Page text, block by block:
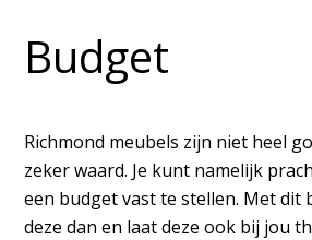
Budget
Richmond meubels zijn niet heel
zeker waard. Je kunt namelijk
een budget vast te stellen. Met dit
deze dan en laat deze ook bij jou